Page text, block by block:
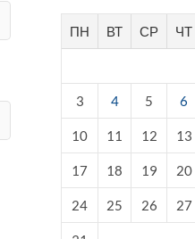
ПН ВТ СР ЧТ
3 4 5 6
10 11 12 13
17 18 19 20
24 25 26 27